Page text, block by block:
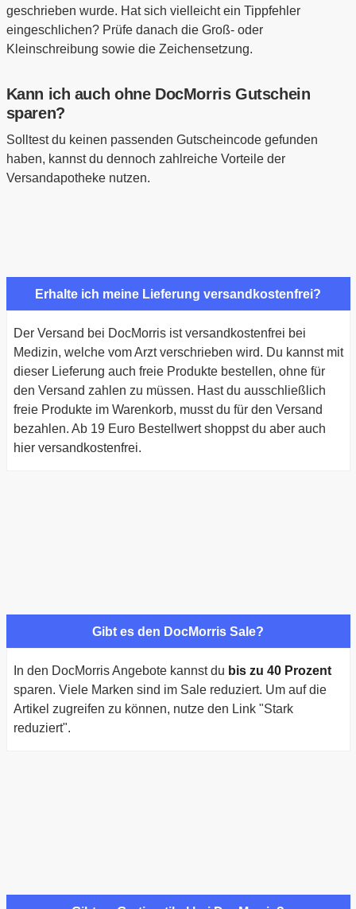
geschrieben wurde. Hat sich vielleicht ein Tippfehler
eingeschlichen? Prüfe danach die Groß- oder
Kleinschreibung sowie die Zeichensetzung.
Kann ich auch ohne DocMorris Gutschein
sparen?
Solltest du keinen passenden Gutscheincode gefunden
haben, kannst du dennoch zahlreiche Vorteile der
Versandapotheke nutzen.
Erhalte ich meine Lieferung versandkostenfrei?
Der Versand bei DocMorris ist versandkostenfrei bei
Medizin, welche vom Arzt verschrieben wird. Du kannst mit
dieser Lieferung auch freie Produkte bestellen, ohne für
den Versand zahlen zu müssen. Hast du ausschließlich
freie Produkte im Warenkorb, musst du für den Versand
bezahlen. Ab 19 Euro Bestellwert shoppst du aber auch
hier versandkostenfrei.
Gibt es den DocMorris Sale?
In den DocMorris Angebote kannst du bis zu 40 Prozent
sparen. Viele Marken sind im Sale reduziert. Um auf die
Artikel zugreifen zu können, nutze den Link "Stark
reduziert".